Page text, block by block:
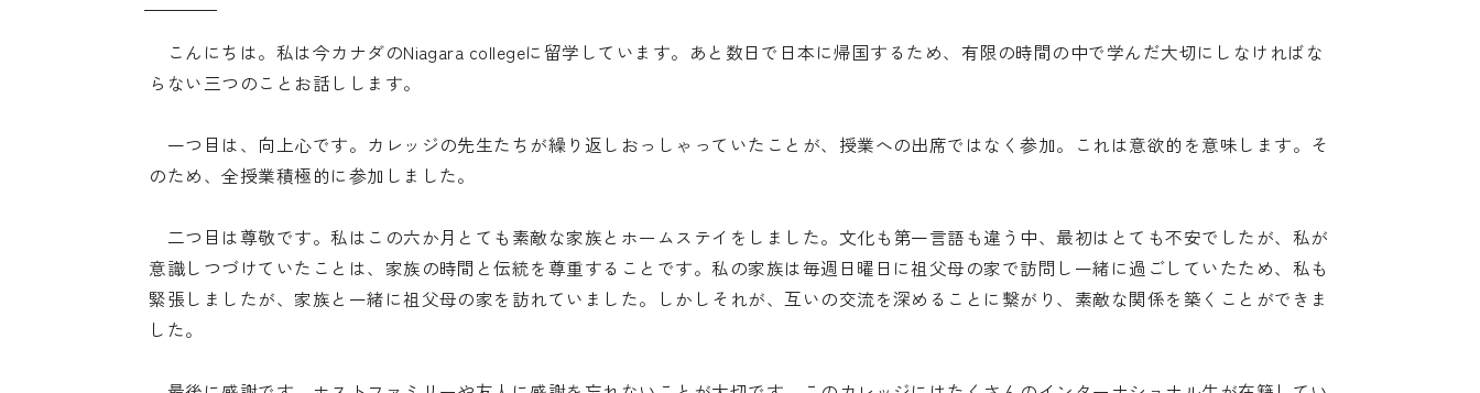
こんにちは。私は今カナダのNiagara collegeに留学しています。あと数日で日本に帰国するため、有限の時間の中で学んだ大切にしなければな
らない三つのことお話しします。
一つ目は、向上心です。カレッジの先生たちが繰り返しおっしゃっていたことが、授業への出席ではなく参加。これは意欲的を意味します。そ
のため、全授業積極的に参加しました。
二つ目は尊敬です。私はこの六か月とても素敵な家族とホームステイをしました。文化も第一言語も違う中、最初はとても不安でしたが、私が
意識しつづけていたことは、家族の時間と伝統を尊重することです。私の家族は毎週日曜日に祖父母の家で訪問し一緒に過ごしていたため、私も
緊張しましたが、家族と一緒に祖父母の家を訪れていました。しかしそれが、互いの交流を深めることに繋がり、素敵な関係を築くことができま
した。